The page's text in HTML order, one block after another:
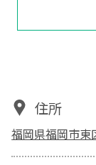
住所
福岡県福岡市